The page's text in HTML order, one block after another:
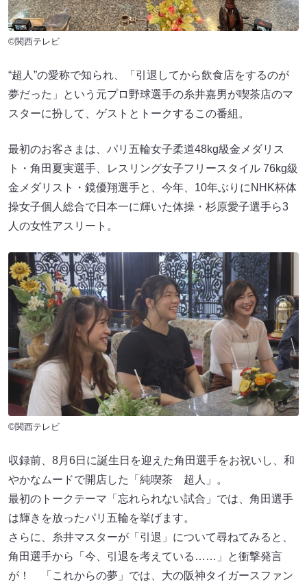
©関西テレビ
“超人”の愛称で知られ、「引退してから飲食店をするのが
夢だった」という元プロ野球選手の糸井嘉男が喫茶店のマ
スターに扮して、ゲストとトークするこの番組。
最初のお客さまは、パリ五輪女子柔道48kg級金メダリス
ト・角田夏実選手、レスリング女子フリースタイル 76kg級
金メダリスト・鏡優翔選手と、今年、10年ぶりにNHK杯体
操女子個人総合で日本一に輝いた体操・杉原愛子選手ら3
人の女性アスリート。
©関西テレビ
収録前、8月6日に誕生日を迎えた角田選手をお祝いし、和
やかなムードで開店した「純喫茶 超人」。
最初のトークテーマ「忘れられない試合」では、角田選手
は輝きを放ったパリ五輪を挙げます。
さらに、糸井マスターが「引退」について尋ねてみると、
角田選手から「今、引退を考えている……」と衝撃発言
が！ 「これからの夢」では、大の阪神タイガースファン